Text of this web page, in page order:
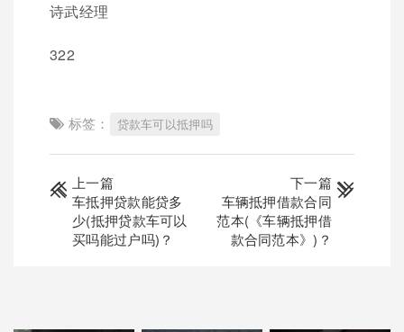
诗武经理
322
标签： 贷款车可以抵押吗
上一篇
车抵押贷款能贷多
少(抵押贷款车可以
买吗能过户吗)？
下一篇
车辆抵押借款合同
范本(《车辆抵押借
款合同范本》)？